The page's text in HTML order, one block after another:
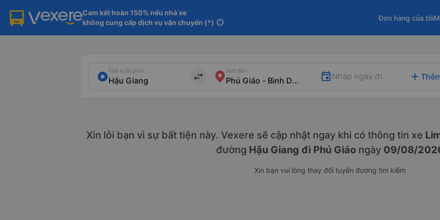
Cam kết hoàn 150% nếu nhà xe
không cung cấp dịch vụ vận chuyển (*) info
Đơn hàng của tôi
Nơi xuất phát
import_export
Nơi đến
Nhập ngày đi add
Xin lỗi bạn vì sự bất tiện này. Vexere sẽ cập nhật ngay khi có thông tin xe
đường Hậu Giang đi Phú Giáo ngày 09/08/
Xin bạn vui lòng thay đổi tuyến đường tìm kiếm